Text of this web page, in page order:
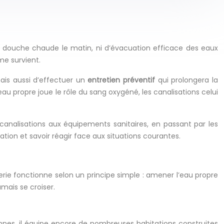
chaude le matin, ni d’évacuation efficace des eaux
survient.
aussi d’effectuer unentretien préventif qui prolongera la
propre joue le rôle du sang oxygéné, les canalisations celui
aux équipements sanitaires, en passant par les
et savoir réagir face aux situations courantes.
fonctionne selon un principe simple : amener l’eau propre
se croiser.